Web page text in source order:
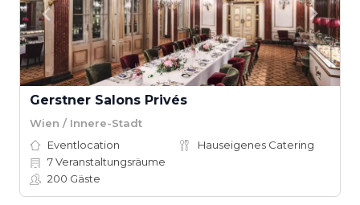
Gerstner Salons Privés
Wien / Innere-Stadt
Eventlocation
Hauseigenes Catering
7Veranstaltungsräume
200 Gäste